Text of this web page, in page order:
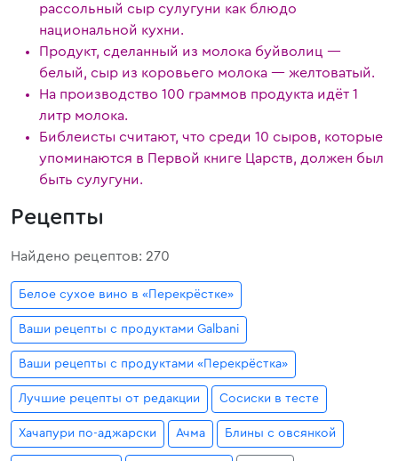
рассольный сыр сулугуни как блюдо
национальной кухни.
Продукт, сделанный из молока буйволиц —
белый, сыр из коровьего молока — желтоватый.
На производство 100 граммов продукта идёт 1
литр молока.
Библеисты считают, что среди 10 сыров, которые
упоминаются в Первой книге Царств, должен был
быть сулугуни.
Рецепты
Найдено рецептов: 270
Белое сухое вино в «Перекрёстке»
Ваши рецепты с продуктами Galbani
Ваши рецепты с продуктами «Перекрёстка»
Лучшие рецепты от редакции Сосиски в тесте
Хачапури по-аджарски Ачма Блины с овсянкой